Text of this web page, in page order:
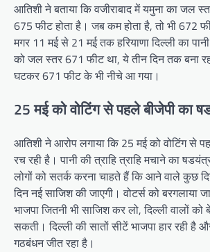
आतिशी ने बताया कि वजीराबाद में यमुना का जल
675 फीट होता है। जब कम होता है, तो भी 672
मगर 11 मई से 21 मई तक हरियाणा दिल्ली का
को जल स्तर 671 फीट था, ये तीन दिन तक बना
घटकर 671 फीट के भी नीचे आ गया।
25 मई को वोटिंग से पहले बीजेपी का
आतिशी ने आरोप लगाया कि 25 मई को वोटिंग से
रच रही है। पानी की त्राहि त्राहि मचाने का
लोगों को सतर्क करना चाहते हैं कि आने वाले कुछ
दिन नई साजिश की जाएगी। वोटर्स को बरगलाया
भाजपा जितनी भी साजिश कर लो, दिल्ली वालों
सकती। दिल्ली की सातों सीटें भाजपा हार रही है
गठबंधन जीत रहा है।